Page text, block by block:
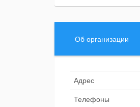
Об организации
Адрес
Телефоны